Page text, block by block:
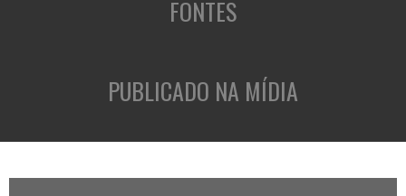
FONTES
PUBLICADO NA MÍDIA